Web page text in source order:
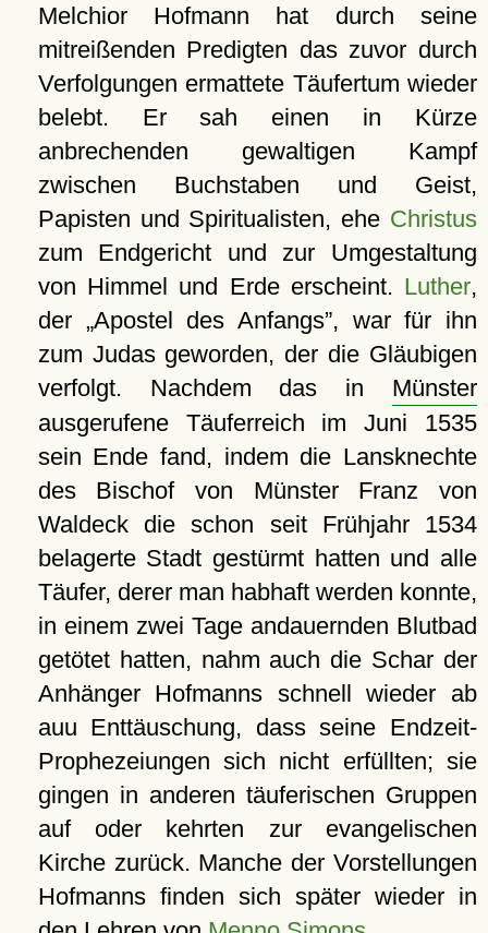
Melchior Hofmann hat durch seine
mitreißenden Predigten das zuvor durch
Verfolgungen ermattete Täufertum wieder
belebt. Er sah einen in Kürze
anbrechenden gewaltigen Kampf
zwischen Buchstaben und Geist,
Papisten und Spiritualisten, ehe Christus
zum Endgericht und zur Umgestaltung
von Himmel und Erde erscheint. Luther,
der
Apostel des Anfangs , war für ihn
zum Judas geworden, der die Gläubigen
verfolgt. Nachdem das in Münster
ausgerufene Täuferreich im Juni 1535
sein Ende fand, indem die Lansknechte
des Bischof von Münster Franz von
Waldeck die schon seit Frühjahr 1534
belagerte Stadt gestürmt hatten und alle
Täufer, derer man habhaft werden konnte,
in einem zwei Tage andauernden Blutbad
getötet hatten, nahm auch die Schar der
Anhänger Hofmanns schnell wieder ab
auu Enttäuschung, dass seine Endzeit-
Prophezeiungen sich nicht erfüllten; sie
gingen in anderen täuferischen Gruppen
auf oder kehrten zur evangelischen
Kirche zurück. Manche der Vorstellungen
Hofmanns finden sich später wieder in